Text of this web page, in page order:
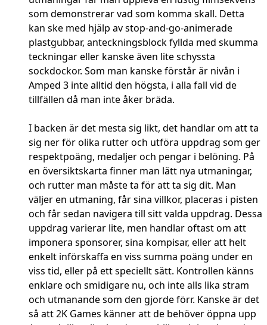
som demonstrerar vad som komma skall. Detta
kan ske med hjälp av stop-and-go-animerade
plastgubbar, anteckningsblock fyllda med skumma
teckningar eller kanske även lite schyssta
sockdockor. Som man kanske förstår är nivån i
Amped 3 inte alltid den högsta, i alla fall vid de
tillfällen då man inte åker bräda.
I backen är det mesta sig likt, det handlar om att ta
sig ner för olika rutter och utföra uppdrag som ger
respektpoäng, medaljer och pengar i belöning. På
en översiktskarta finner man lätt nya utmaningar,
och rutter man måste ta för att ta sig dit. Man
väljer en utmaning, får sina villkor, placeras i pisten
och får sedan navigera till sitt valda uppdrag. Dessa
uppdrag varierar lite, men handlar oftast om att
imponera sponsorer, sina kompisar, eller att helt
enkelt införskaffa en viss summa poäng under en
viss tid, eller på ett speciellt sätt. Kontrollen känns
enklare och smidigare nu, och inte alls lika stram
och utmanande som den gjorde förr. Kanske är det
så att 2K Games känner att de behöver öppna upp